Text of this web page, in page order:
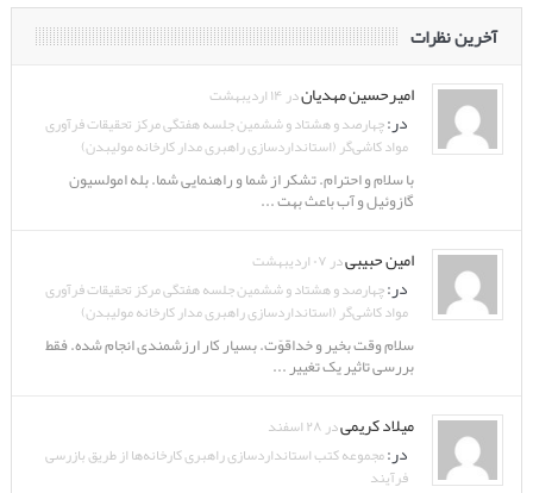
آخرین نظرات
امیرحسین مهدیاندر ۱۴ اردیبهشت
در:چهارصد و هشتاد و ششمین جلسه هفتگی مرکز تحقیقات فرآوری
مواد کاشی‌گر (استانداردسازی راهبری مدار کارخانه مولیبدن)
با سلام و احترام. تشکر از شما و راهنمایی شما. بله امولسیون
گازوئیل و آب باعث بهت ...
امین حبیبیدر ۰۷ اردیبهشت
در:چهارصد و هشتاد و ششمین جلسه هفتگی مرکز تحقیقات فرآوری
مواد کاشی‌گر (استانداردسازی راهبری مدار کارخانه مولیبدن)
سلام وقت بخیر و خداقوّت. بسیار کار ارزشمندی انجام شده. فقط
بررسی تاثیر یک تغییر ...
میلاد کریمیدر ۲۸ اسفند
در:مجموعه کتب استانداردسازی راهبری کارخانه‌ها از طریق بازرسی
فرآیند